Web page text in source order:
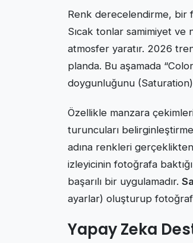
Renk derecelendirme, bir
Sıcak tonlar samimiyet
atmosfer yaratır. 2026
planda. Bu aşamada
doygunluğunu (Saturation)
Özellikle manzara
turuncuları
adına renkleri
izleyicinin fotoğrafa
başarılı bir uygulamadır.
ayarlar) oluşturup
Yapay Zeka